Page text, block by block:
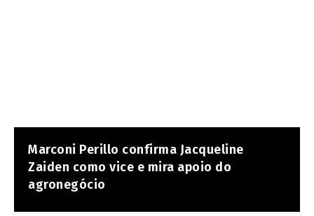
Marconi Perillo confirma Jacqueline
Zaiden como vice e mira apoio do
agronegócio